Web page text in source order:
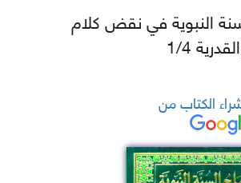
النبوية في نقض كلام
1/4
الكتاب من